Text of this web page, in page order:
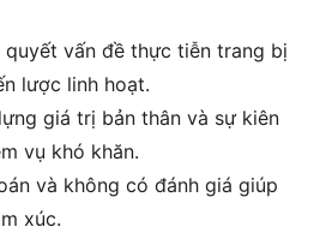
quyết vấn đề thực tiễn trang bị
lược linh hoạt.
giá trị bản thân và sự kiên
vụ khó khăn.
và không có đánh giá giúp
xúc.